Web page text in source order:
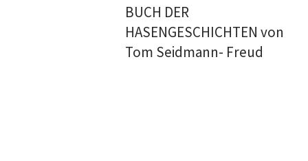
BUCH DER
HASENGESCHICHTEN von
Tom Seidmann- Freud